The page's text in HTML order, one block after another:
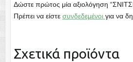
Δώστε πρώτος μία αξιολόγηση
Πρέπει να είστε συνδεδεμένοι για να
Σχετικά προϊόντα